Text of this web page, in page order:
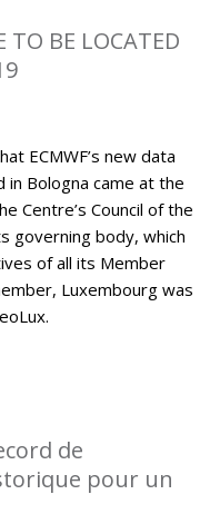
TO BE LOCATED
ECMWF’s new data
in Bologna came at the
Centre’s Council of the
governing body, which
of all its Member
Luxembourg was
de
pour un